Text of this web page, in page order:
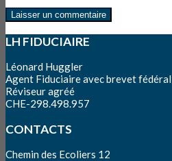
LH FIDUCIAIRE
Léonard Huggler
Agent Fiduciaire avec brevet fédéral
Réviseur agréé
CHE-298.498.957
CONTACTS
Chemin des Ecoliers 12